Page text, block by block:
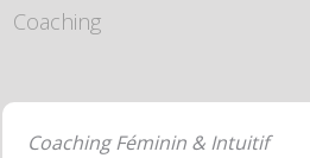
Coaching
Coaching Féminin & Intuitif